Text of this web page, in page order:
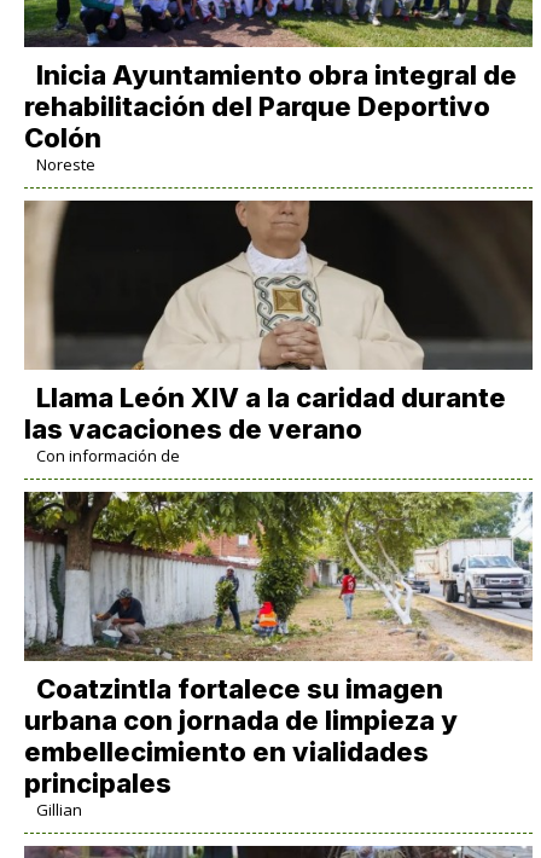
Inicia Ayuntamiento obra integral de
rehabilitación del Parque Deportivo
Colón
Noreste
Llama León XIV a la caridad durante
las vacaciones de verano
Con información de
Coatzintla fortalece su imagen
urbana con jornada de limpieza y
embellecimiento en vialidades
principales
Gillian